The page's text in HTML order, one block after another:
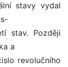
stavy vydal
stav. Později
a
revolučního